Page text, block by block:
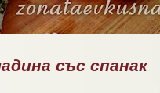
със спанак